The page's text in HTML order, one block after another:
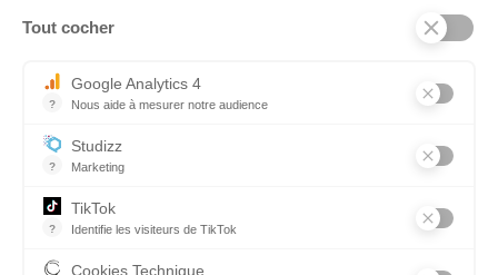
Tout cocher
?
Google Analytics 4
Nous aide à mesurer notre audience
?
Studizz
Marketing
?
TikTok
Identifie les visiteurs de TikTok
Cookies Technique